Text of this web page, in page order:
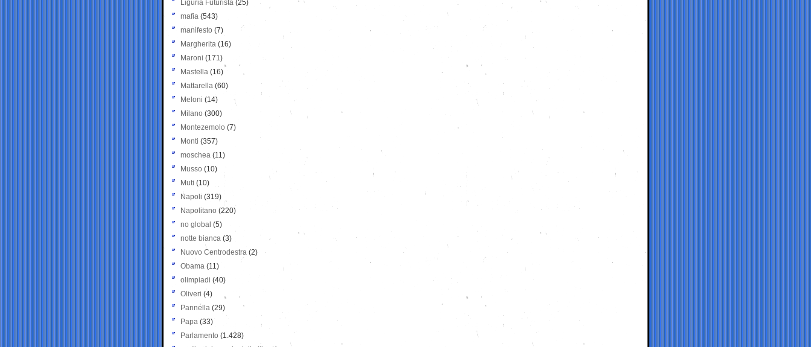
Liguria Futurista (25)
mafia (543)
manifesto (7)
Margherita (16)
Maroni (171)
Mastella (16)
Mattarella (60)
Meloni (14)
Milano (300)
Montezemolo (7)
Monti (357)
moschea (11)
Musso (10)
Muti (10)
Napoli (319)
Napolitano (220)
no global (5)
notte bianca (3)
Nuovo Centrodestra (2)
Obama (11)
olimpiadi (40)
Oliveri (4)
Pannella (29)
Papa (33)
Parlamento (1.428)